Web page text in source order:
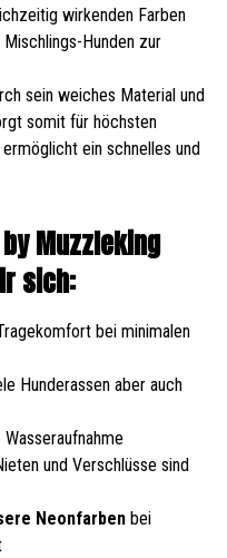
wirkenden Farben
Hunden zur
sein weiches Material und
somit für höchsten
ein schnelles und
by Muzzleking
sich:
bei minimalen
Hunderassen aber auch
Wasseraufnahme
und Verschlüsse sind
Neonfarben bei